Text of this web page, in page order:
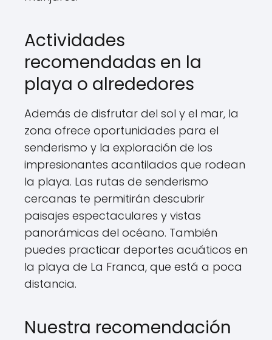
Actividades
recomendadas en la
playa o alrededores
Además de disfrutar del sol y el mar, la
zona ofrece oportunidades para el
senderismo y la exploración de los
impresionantes acantilados que rodean
la playa. Las rutas de senderismo
cercanas te permitirán descubrir
paisajes espectaculares y vistas
panorámicas del océano. También
puedes practicar deportes acuáticos en
la playa de La Franca, que está a poca
distancia.
Nuestra recomendación